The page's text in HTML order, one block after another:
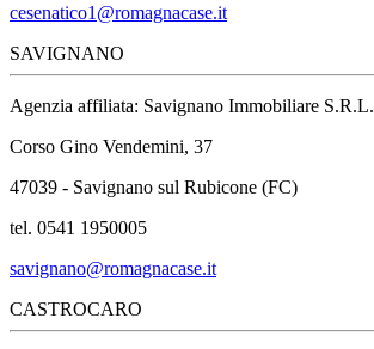
cesenatico1@romagnacase.it
SAVIGNANO
Agenzia affiliata: Savignano Immobiliare S.R.L.
Corso Gino Vendemini, 37
47039 - Savignano sul Rubicone (FC)
tel. 0541 1950005
savignano@romagnacase.it
CASTROCARO